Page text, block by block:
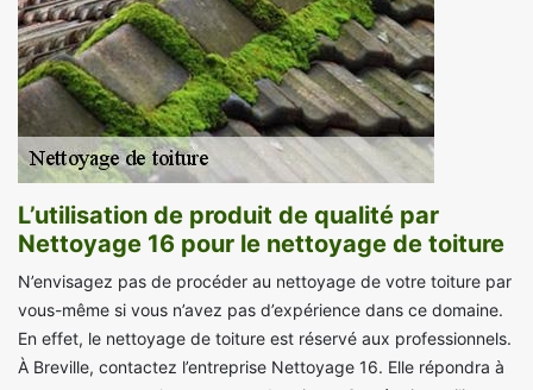
L’utilisation de produit de qualité par
Nettoyage 16 pour le nettoyage de toiture
N’envisagez pas de procéder au nettoyage de votre toiture par
vous-même si vous n’avez pas d’expérience dans ce domaine.
En effet, le nettoyage de toiture est réservé aux professionnels.
À Breville, contactez l’entreprise Nettoyage 16. Elle répondra à